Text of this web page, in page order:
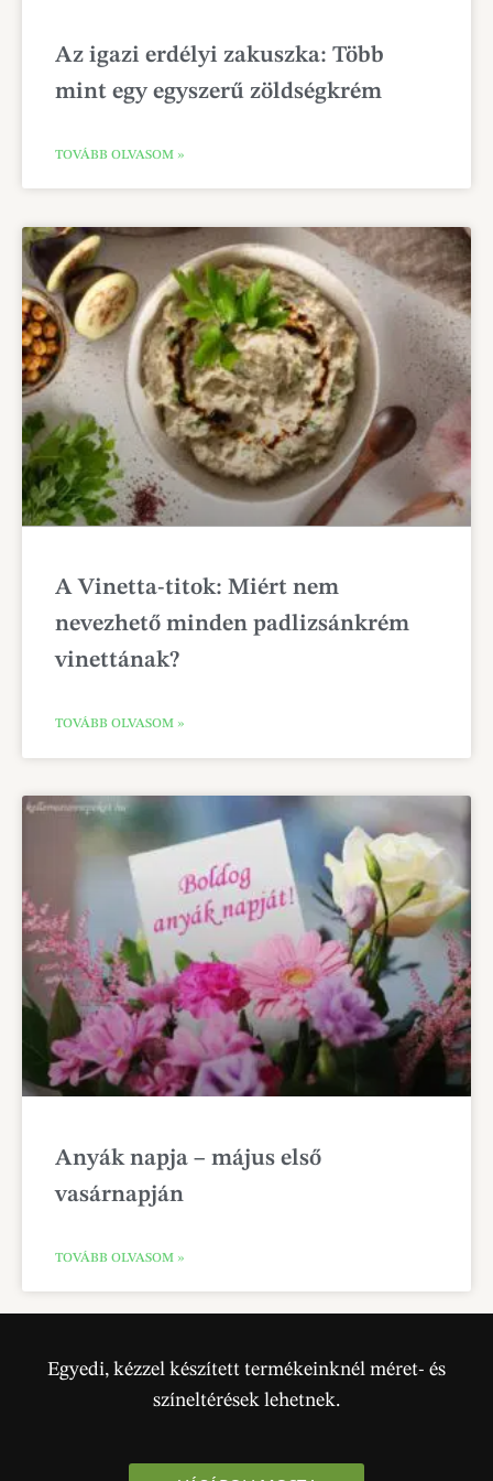
Az igazi erdélyi zakuszka: Több
mint egy egyszerű zöldségkrém
TOVÁBB OLVASOM »
A Vinetta-titok: Miért nem
nevezhető minden padlizsánkrém
vinettának?
TOVÁBB OLVASOM »
Anyák napja – május első
vasárnapján
TOVÁBB OLVASOM »
Egyedi, kézzel készített termékeinknél méret- és
színeltérések lehetnek.